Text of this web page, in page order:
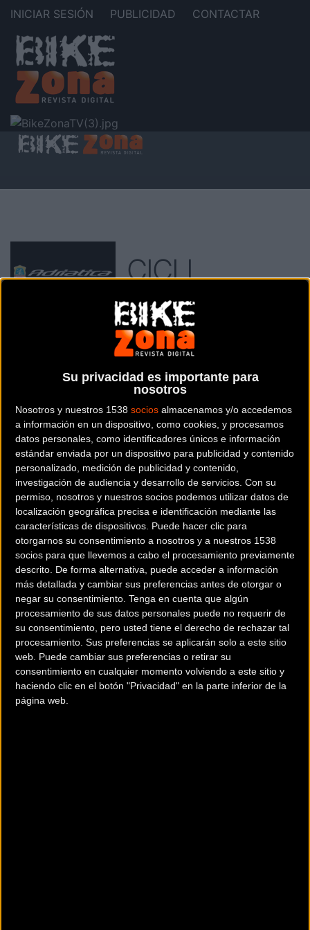
Su privacidad es importante para
nosotros
Nosotros y nuestros 1538 socios almacenamos y/o accedemos
a información en un dispositivo, como cookies, y procesamos
datos personales, como identificadores únicos e información
estándar enviada por un dispositivo para publicidad y contenido
personalizado, medición de publicidad y contenido,
investigación de audiencia y desarrollo de servicios. Con su
permiso, nosotros y nuestros socios podemos utilizar datos de
localización geográfica precisa e identificación mediante las
características de dispositivos. Puede hacer clic para
otorgarnos su consentimiento a nosotros y a nuestros 1538
socios para que llevemos a cabo el procesamiento previamente
descrito. De forma alternativa, puede acceder a información
más detallada y cambiar sus preferencias antes de otorgar o
negar su consentimiento. Tenga en cuenta que algún
procesamiento de sus datos personales puede no requerir de
su consentimiento, pero usted tiene el derecho de rechazar tal
procesamiento. Sus preferencias se aplicarán solo a este sitio
web. Puede cambiar sus preferencias o retirar su
consentimiento en cualquier momento volviendo a este sitio y
haciendo clic en el botón "Privacidad" en la parte inferior de la
página web.
INICIAR SESIÓN PUBLICIDAD CONTACTAR
CICLI
ADRIATICA S.R.L.
CICLI ADRIATICA s.r.l.
Fabricante italiano de bicicletas desde 1946 de la
marca ADRIATICA
Dónde se encuentra
Via Toscana, 13 61122
Pesaro Italia
Contactar con la entidad
+39.0721.456363
RRSS de la entidad